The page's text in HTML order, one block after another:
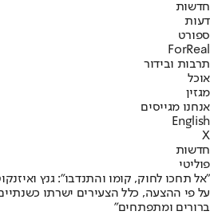
חדשות
דעות
ספורט
ForReal
תרבות ובידור
אוכל
מגזין
אנחנו מגייסים
English
X
חדשות
פוליטי
"אל תחכו לחוק, קומו והתנדבו": גנץ
על פי ההצעה, כלל הצעירים ישרתו
ברורים ומתפתחים"